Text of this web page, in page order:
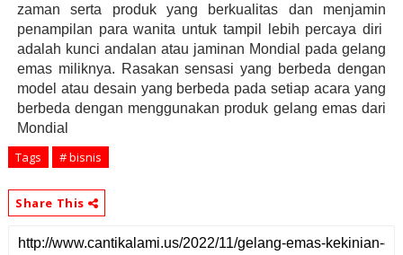
zaman serta produk yang berkualitas dan menjamin
penampilan para wanita untuk tampil lebih percaya diri
adalah kunci andalan atau jaminan Mondial pada gelang
emas miliknya. Rasakan sensasi yang berbeda dengan
model atau desain yang berbeda pada setiap acara yang
berbeda dengan menggunakan produk gelang emas dari
Mondial
Tags # bisnis
Share This